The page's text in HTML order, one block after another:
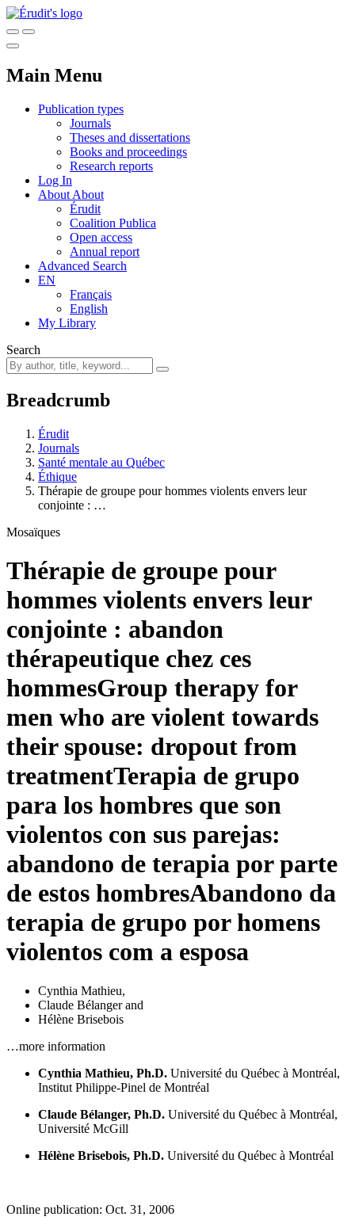
Main Menu
Publication types
Journals
Theses and dissertations
Books and proceedings
Research reports
Log In
About About
Érudit
Coalition Publica
Open access
Annual report
Advanced Search
EN
Français
English
My Library
Search
Breadcrumb
Érudit
Journals
Santé mentale au Québec
Éthique
Thérapie de groupe pour hommes violents envers leur
conjointe : …
Mosaïques
Thérapie de groupe pour
hommes violents envers leur
conjointe : abandon
thérapeutique chez ces
hommesGroup therapy for
men who are violent towards
their spouse: dropout from
treatmentTerapia de grupo
para los hombres que son
violentos con sus parejas:
abandono de terapia por parte
de estos hombresAbandono da
terapia de grupo por homens
violentos com a esposa
Cynthia Mathieu,
Claude Bélangerand
Hélène Brisebois
…more information
Cynthia Mathieu, Ph.D. Université du Québec à Montréal,
Institut Philippe-Pinel de Montréal
Claude Bélanger, Ph.D. Université du Québec à Montréal,
Université McGill
Hélène Brisebois, Ph.D. Université du Québec à Montréal
Online publication: Oct. 31, 2006